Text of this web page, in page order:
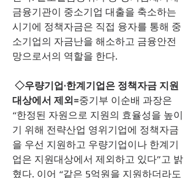
금융기관이 중소기업 대출을 축소하는
시기에 정책자금은 직접 융자를 통해 중
소기업의 자금난을 해소하고 금융안전
망으로서의 역할을 한다.
◇우량기업·한계기업은 정책자금 지원
대상에서 제외=중기부 이순배 과장은
“한정된 자원으로 지원의 효율성을 높이
기 위해 전략산업 영위기업에 정책자금
을 우선 지원하고 우량기업이나 한계기
업은 지원대상에서 제외하고 있다”고 밝
혔다. 이어 “같은 5억원을 지원하더라도